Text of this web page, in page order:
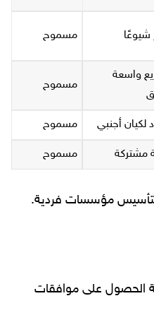
شيوعًا مسموح
واسعة
مسموح
لكيان أجنبي مسموح
مشتركة مسموح
بتأسيس مؤسسات فردية.
الحصول على موافقات